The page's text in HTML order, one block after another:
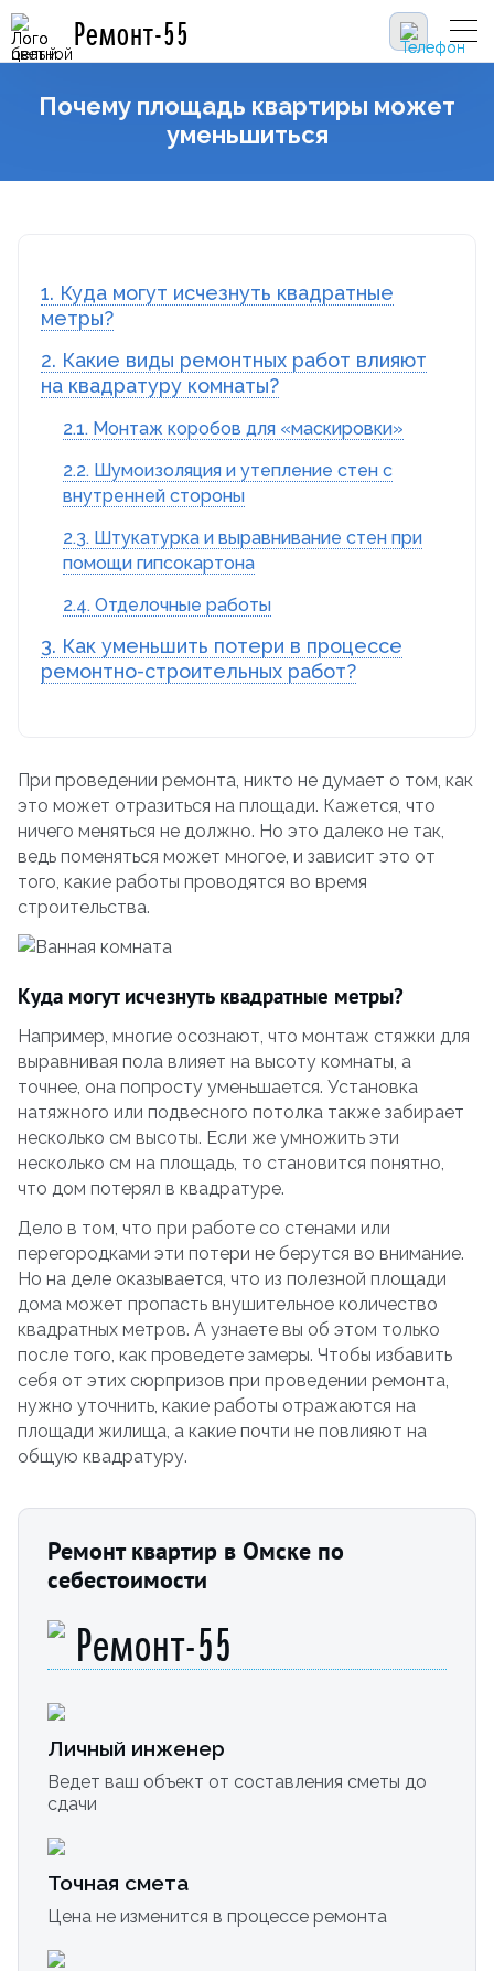
Ремонт-55
Почему площадь квартиры может
уменьшиться
1. Куда могут исчезнуть квадратные
метры?
2. Какие виды ремонтных работ влияют
на квадратуру комнаты?
2.1. Монтаж коробов для «маскировки»
2.2. Шумоизоляция и утепление стен с
внутренней стороны
2.3. Штукатурка и выравнивание стен при
помощи гипсокартона
2.4. Отделочные работы
3. Как уменьшить потери в процессе
ремонтно-строительных работ?
При проведении ремонта, никто не думает о том, как
это может отразиться на площади. Кажется, что
ничего меняться не должно. Но это далеко не так,
ведь поменяться может многое, и зависит это от
того, какие работы проводятся во время
строительства.
Куда могут исчезнуть квадратные метры?
Например, многие осознают, что монтаж стяжки для
выравнивая пола влияет на высоту комнаты, а
точнее, она попросту уменьшается. Установка
натяжного или подвесного потолка также забирает
несколько см высоты. Если же умножить эти
несколько см на площадь, то становится понятно,
что дом потерял в квадратуре.
Дело в том, что при работе со стенами или
перегородками эти потери не берутся во внимание.
Но на деле оказывается, что из полезной площади
дома может пропасть внушительное количество
квадратных метров. А узнаете вы об этом только
после того, как проведете замеры. Чтобы избавить
себя от этих сюрпризов при проведении ремонта,
нужно уточнить, какие работы отражаются на
площади жилища, а какие почти не повлияют на
общую квадратуру.
Ремонт квартир в Омске по
себестоимости
Ремонт-55
Личный инженер
Ведет ваш объект от составления сметы до
сдачи
Точная смета
Цена не изменится в процессе ремонта